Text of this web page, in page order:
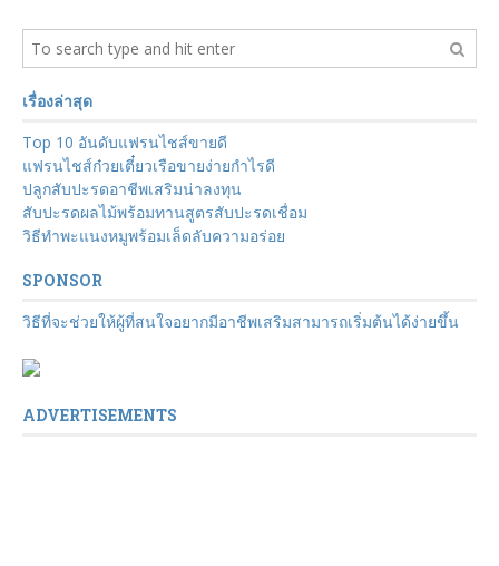
เรื่องล่าสุด
Top 10 อันดับแฟรนไชส์ขายดี
แฟรนไชส์ก๋วยเตี๋ยวเรือขายง่ายกำไรดี
ปลูกสับปะรดอาชีพเสริมน่าลงทุน
สับปะรดผลไม้พร้อมทานสูตรสับปะรดเชื่อม
วิธีทำพะแนงหมูพร้อมเล็ดลับความอร่อย
SPONSOR
วิธีที่จะช่วยให้ผู้ที่สนใจอยากมีอาชีพเสริมสามารถเริ่มต้นได้ง่ายขึ้น
ADVERTISEMENTS